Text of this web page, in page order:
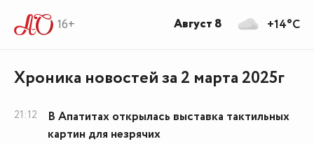
16+
Хроника новостей за 2 марта 2025г
21:12
В Апатитах открылась выставка тактильных
картин для незрячих
+14°C
Август 8